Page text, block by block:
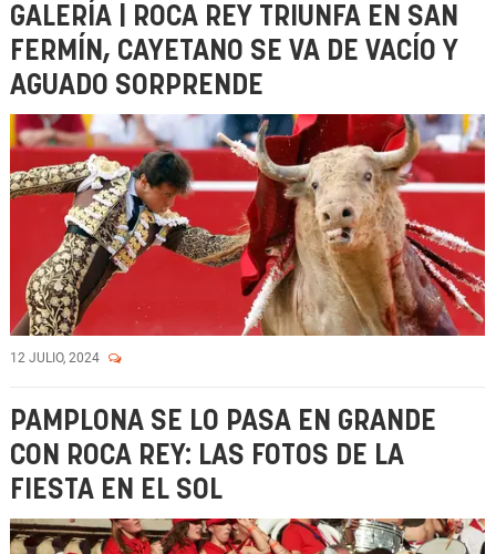
GALERÍA | ROCA REY TRIUNFA EN SAN
FERMÍN, CAYETANO SE VA DE VACÍO Y
AGUADO SORPRENDE
12 JULIO, 2024
PAMPLONA SE LO PASA EN GRANDE
CON ROCA REY: LAS FOTOS DE LA
FIESTA EN EL SOL